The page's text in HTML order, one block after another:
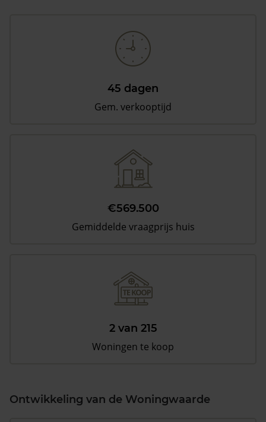
45 dagen
Gem. verkooptijd
€569.500
Gemiddelde vraagprijs huis
2 van 215
Woningen te koop
Ontwikkeling van de Woningwaarde